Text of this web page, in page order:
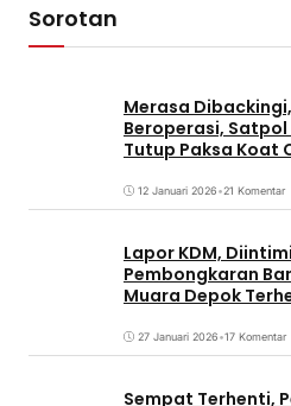
Sorotan
Merasa
Beroperasi, Satpol
Tutup Paksa Koat
12 Januari 2026•21 Komentar
Lapor KDM,
Pembongkaran
Muara Depok
27 Januari 2026•17 Komentar
Sempat Terhenti,